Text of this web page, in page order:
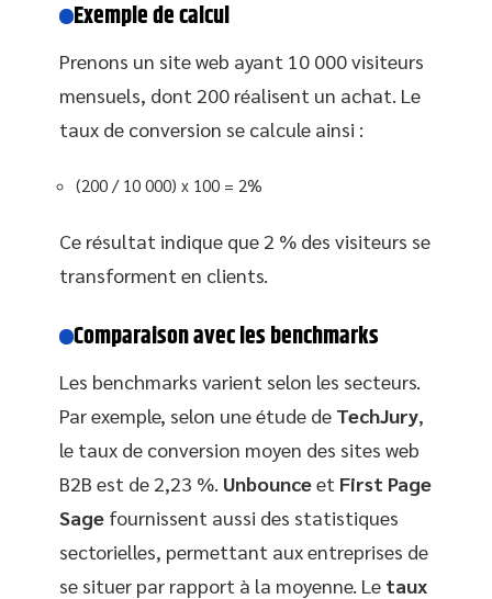
Exemple de calcul
Prenons un site web ayant 10 000 visiteurs
mensuels, dont 200 réalisent un achat. Le
taux de conversion se calcule ainsi :
(200 / 10 000) x 100 = 2%
Ce résultat indique que 2 % des visiteurs se
transforment en clients.
Comparaison avec les benchmarks
Les benchmarks varient selon les secteurs.
Par exemple, selon une étude de TechJury,
le taux de conversion moyen des sites web
B2B est de 2,23 %. Unbounceet First Page
Sage fournissent aussi des statistiques
sectorielles, permettant aux entreprises de
se situer par rapport à la moyenne. Le taux